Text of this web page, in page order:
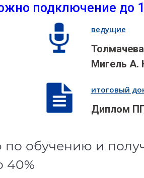
подключение до
ведущие
Мигель А.
итоговый
Диплом
по обучению и
40%